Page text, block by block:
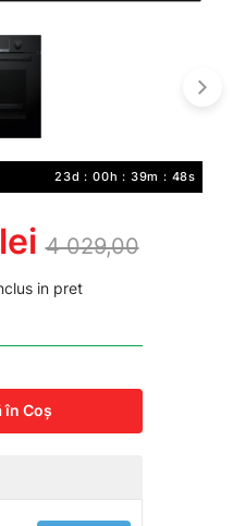
23d : 00h : 39m : 48s
4 029,00
in pret
în Coş